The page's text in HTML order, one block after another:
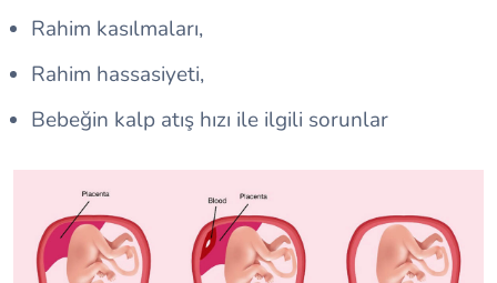
Rahim kasılmaları,
Rahim hassasiyeti,
Bebeğin kalp atış hızı ile ilgili sorunlar